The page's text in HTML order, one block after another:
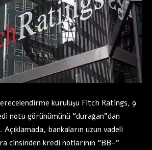
kuruluşu Fitch Ratings, 9
notu görünümünü “durağan”dan
bankaların uzun vadeli
cinsinden kredi notlarının “BB-”